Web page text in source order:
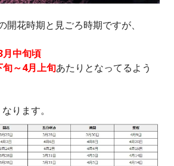
開花時期と見ごろ時期ですが、
月中旬頃
旬～4月上旬あたりとなってるよう
ります。